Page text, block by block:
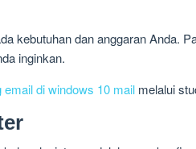
kebutuhan dan anggaran Anda.
inginkan.
email di windows 10 mail melalui